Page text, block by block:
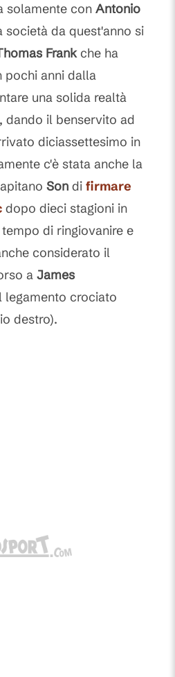
solamente con Antonio
società da quest'anno si
Frankche ha
pochi anni dalla
una solida realtà
dando il benservito ad
diciassettesimo in
c'è stata anche la
Son di firmare
dopo dieci stagioni in
di ringiovanire e
considerato il
a James
legamento crociato
destro).